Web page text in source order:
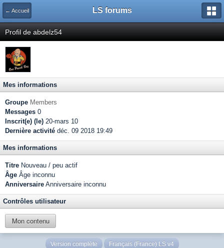
← Accueil LS forums
Profil de abdelz54
Mes informations
Groupe Members
Messages 0
Inscrit(e) (le) 20-mars 10
Dernière activité déc. 09 2018 19:49
Mes informations
Titre Nouveau / peu actif
Âge Âge inconnu
Anniversaire Anniversaire inconnu
Contrôles utilisateur
Mon contenu
Version complète Français (France) LS v4